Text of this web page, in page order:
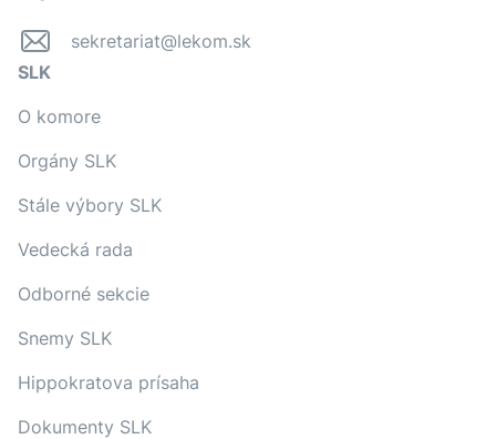
sekretariat@lekom.sk
SLK
O komore
Orgány SLK
Stále výbory SLK
Vedecká rada
Odborné sekcie
Snemy SLK
Hippokratova prísaha
Dokumenty SLK